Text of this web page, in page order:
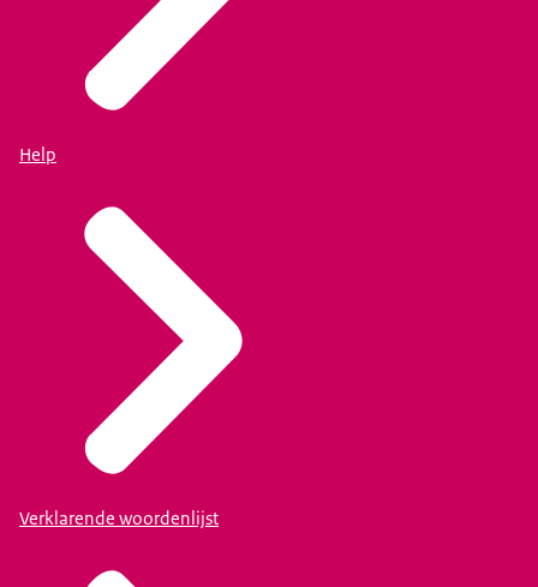
Help
Verklarende woordenlijst